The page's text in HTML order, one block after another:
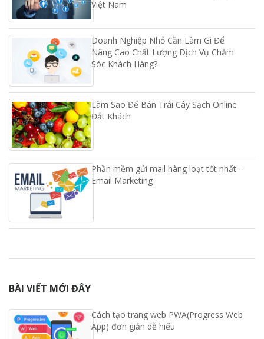
Việt Nam
Doanh Nghiệp Nhỏ Cần Làm Gì Để
Nâng Cao Chất Lượng Dịch Vụ Chăm
Sóc Khách Hàng?
Làm Sao Để Bán Trái Cây Sạch Online
Đắt Khách
Phần mềm gửi mail hàng loạt tốt nhất –
Email Marketing
BÀI VIẾT MỚI ĐÂY
Cách tạo trang web PWA(Progress Web
App) đơn giản dễ hiểu